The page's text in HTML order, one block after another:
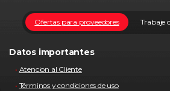
Trabaje
Ofertas para proveedores
Datos importantes
Atencion al Cliente
Términos y condiciones de uso